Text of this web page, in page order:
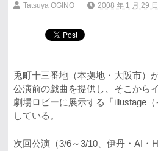
Tatsuya OGINO 2008 年 1 月 29 日
兎町十三番地（本拠地・大阪市）
公演前の戯曲を提供し、そこから
劇場ロビーに展示する「illustage
している。
次回公演（3/6～3/10、伊丹・AI・